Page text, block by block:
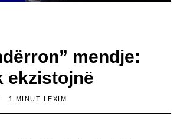
mendje:
ekzistojnë
1 MINUT LEXIM